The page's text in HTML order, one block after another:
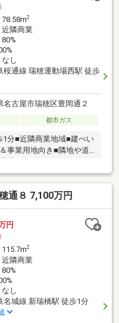
をご体感ください。
78.58m2
近隣商業
80%
なし
桜通線 瑞穂運動場西駅 徒歩
名古屋市瑞穂区豊岡通２
都市ガス
分■近隣商業地域■建ぺい
事業用地向き■隣地や道
市立津賀田中学校まで約
スバリュ瑞穂通店まで約
で約150m・ドラッグス
グ瑞穂通店まで約
通８ 7,100万円
円
115.7m2
近隣商業
80%
なし
名城線 新瑞橋駅 徒歩1分